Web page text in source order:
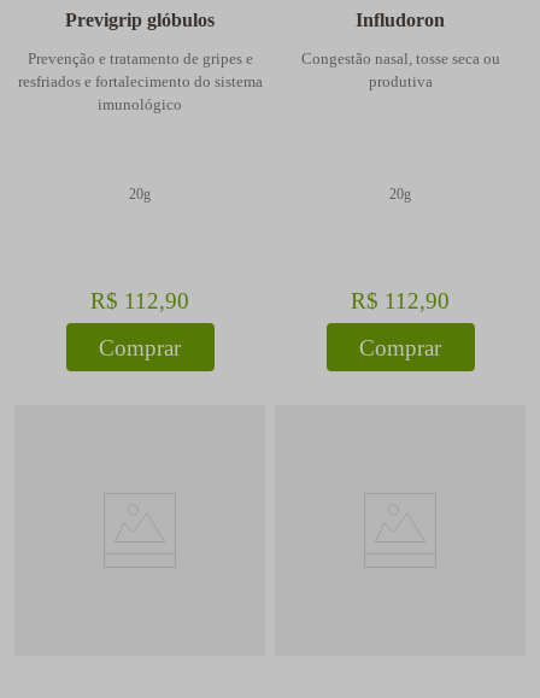
Previgrip glóbulos
Prevenção e tratamento de gripes e
resfriados e fortalecimento do sistema
imunológico
20g
R$ 112,90
Comprar
Infludoron
Congestão nasal, tosse seca ou
produtiva
20g
R$ 112,90
Comprar